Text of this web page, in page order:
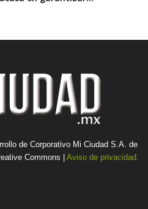
de Corporativo Mi Ciudad S.A. de
Commons | Aviso de privacidad.